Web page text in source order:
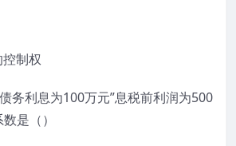
制权
务利息为100万元”息税前利润为500
是（）